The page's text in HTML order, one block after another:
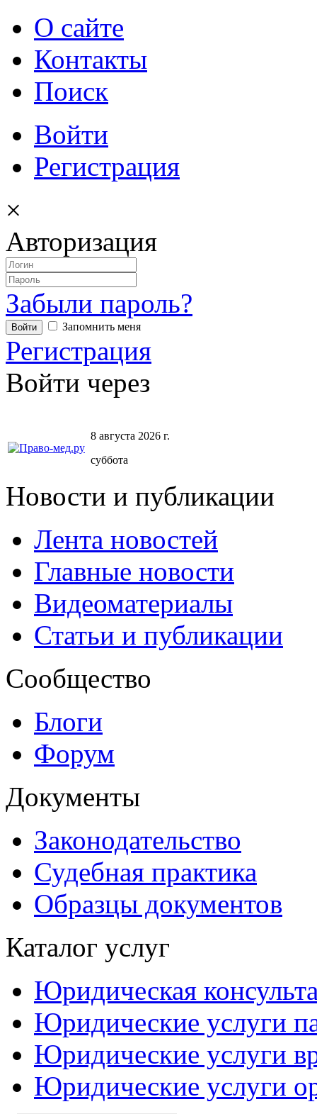
О сайте
Контакты
Поиск
Войти
Регистрация
×
Авторизация
Забыли пароль?
Запомнить меня
Регистрация
Войти через
8 августа 2026 г.
суббота
Новости и публикации
Лента новостей
Главные новости
Видеоматериалы
Статьи и публикации
Сообщество
Блоги
Форум
Документы
Законодательство
Судебная практика
Образцы документов
Каталог услуг
Юридическая
Юридические услуги
Юридические услуги
Юридические услуги